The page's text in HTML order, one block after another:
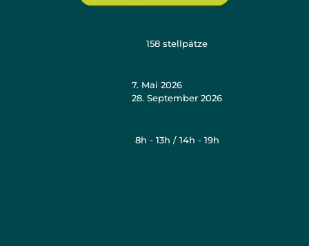
158 stellpätze
7. Mai 2026
28. September 2026
8h - 13h / 14h - 19h